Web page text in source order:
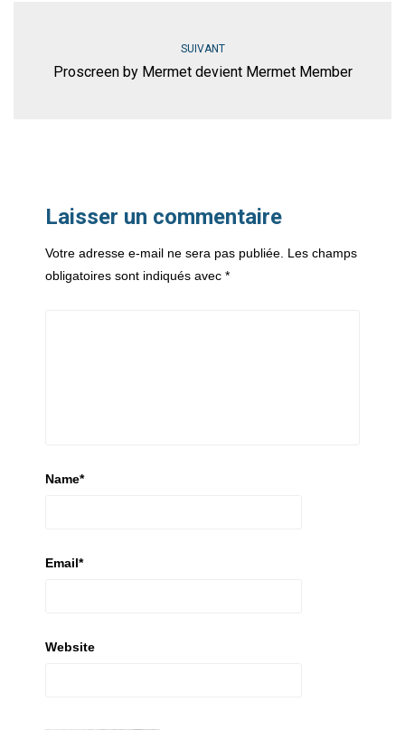
SUIVANT
Proscreen by Mermet devient Mermet Member
Laisser un commentaire
Votre adresse e-mail ne sera pas publiée. Les champs
obligatoires sont indiqués avec *
Name*
Email*
Website